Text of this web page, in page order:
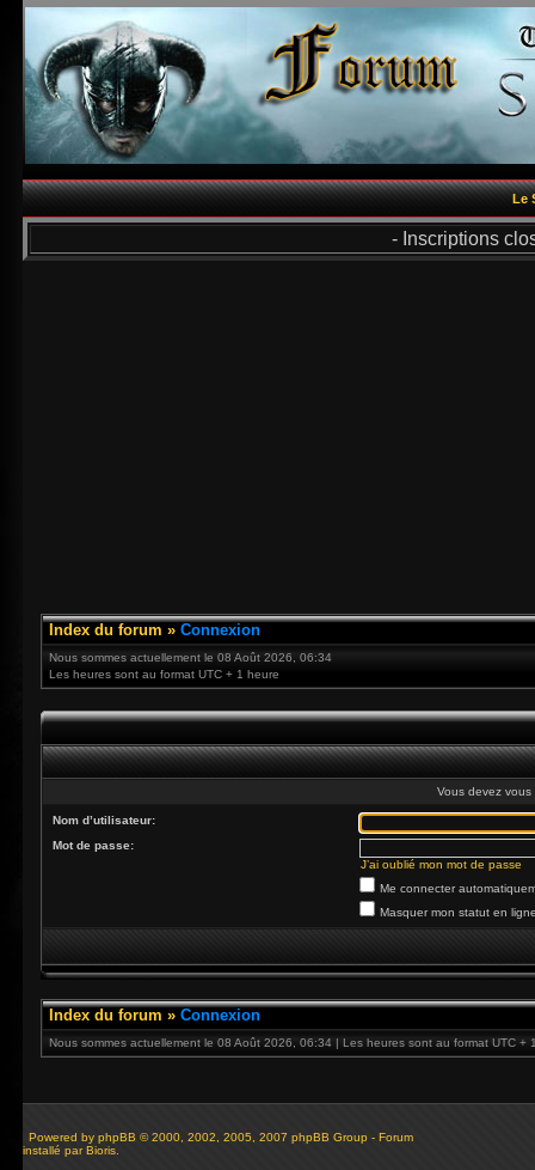
Le
- Inscriptions
Index du forum » Connexion
Nous sommes actuellement le 08 Août 2026, 06:34
Les heures sont au format UTC + 1 heure
Vous devez
Nom d’utilisateur:
Mot de passe:
J’ai oublié mon mot de passe
Me connecter
Masquer mon statut en
Index du forum » Connexion
Nous sommes actuellement le 08 Août 2026, 06:34 | Les heures sont au format UTC +
Powered by phpBB © 2000, 2002, 2005, 2007 phpBB Group - Forum
installé par Bioris.